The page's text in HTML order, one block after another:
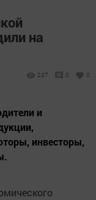
на
237 0 0
и
инвесторы,